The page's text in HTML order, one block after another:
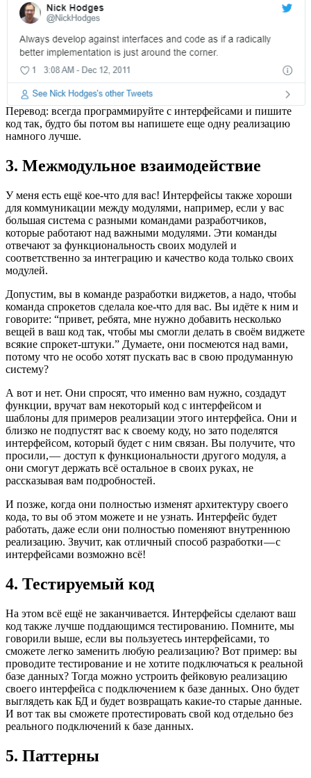
Перевод: всегда программируйте с интерфейсами и пишите
код так, будто бы потом вы напишете еще одну реализацию
намного лучше.
3. Межмодульное взаимодействие
У меня есть ещё кое-что для вас! Интерфейсы также хороши
для коммуникации между модулями, например, если у вас
большая система с разными командами разработчиков,
которые работают над важными модулями. Эти команды
отвечают за функциональность своих модулей и
соответственно за интеграцию и качество кода только своих
модулей.
Допустим, вы в команде разработки виджетов, а надо, чтобы
команда спрокетов сделала кое-что для вас. Вы идёте к ним и
говорите: “привет, ребята, мне нужно добавить несколько
вещей в ваш код так, чтобы мы смогли делать в своём виджете
всякие спрокет-штуки.” Думаете, они посмеются над вами,
потому что не особо хотят пускать вас в свою продуманную
систему?
А вот и нет. Они спросят, что именно вам нужно, создадут
функции, вручат вам некоторый код с интерфейсом и
шаблоны для примеров реализации этого интерфейса. Они и
близко не подпустят вас к своему коду, но зато поделятся
интерфейсом, который будет с ним связан. Вы получите, что
просили, — доступ к функциональности другого модуля, а
они смогут держать всё остальное в своих руках, не
рассказывая вам подробностей.
И позже, когда они полностью изменят архитектуру своего
кода, то вы об этом можете и не узнать. Интерфейс будет
работать, даже если они полностью поменяют внутреннюю
реализацию. Звучит, как отличный способ разработки — с
интерфейсами возможно всё!
4. Тестируемый код
На этом всё ещё не заканчивается. Интерфейсы сделают ваш
код также лучше поддающимся тестированию. Помните, мы
говорили выше, если вы пользуетесь интерфейсами, то
сможете легко заменить любую реализацию? Вот пример: вы
проводите тестирование и не хотите подключаться к реальной
базе данных? Тогда можно устроить фейковую реализацию
своего интерфейса с подключением к базе данных. Оно будет
выглядеть как БД и будет возвращать какие-то старые данные.
И вот так вы сможете протестировать свой код отдельно без
реального подключений к базе данных.
5. Паттерны